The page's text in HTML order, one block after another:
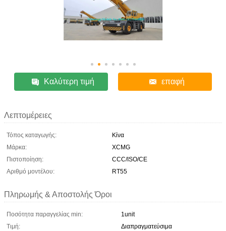
Καλύτερη τιμή επαφή
Λεπτομέρειες
Τόπος καταγωγής:
Κίνα
Μάρκα:
XCMG
Πιστοποίηση:
CCC/ISO/CE
Αριθμό μοντέλου:
RT55
Πληρωμής & Αποστολής Όροι
Ποσότητα παραγγελίας min:
1unit
Τιμή:
Διαπραγματεύσιμα